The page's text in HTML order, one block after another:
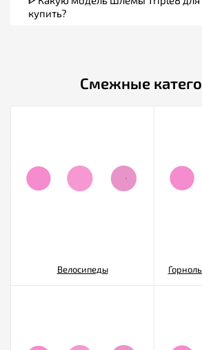
купить?
Смежные
Велосипеды